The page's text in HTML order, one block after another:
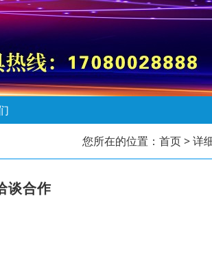
您所在的位置： 首页> 详
谈合作